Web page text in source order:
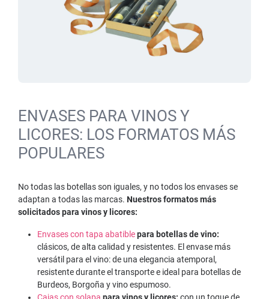
ENVASES PARA VINOS Y
LICORES: LOS FORMATOS MÁS
POPULARES
No todas las botellas son iguales, y no todos los envases se
adaptan a todas las marcas. Nuestros formatos más
solicitados para vinos y licores:
Envases con tapa abatiblepara botellas de vino:
clásicos, de alta calidad y resistentes. El envase más
versátil para el vino: de una elegancia atemporal,
resistente durante el transporte e ideal para botellas de
Burdeos, Borgoña y vino espumoso.
Cajas con solapa para vinos y licores: con un toque de